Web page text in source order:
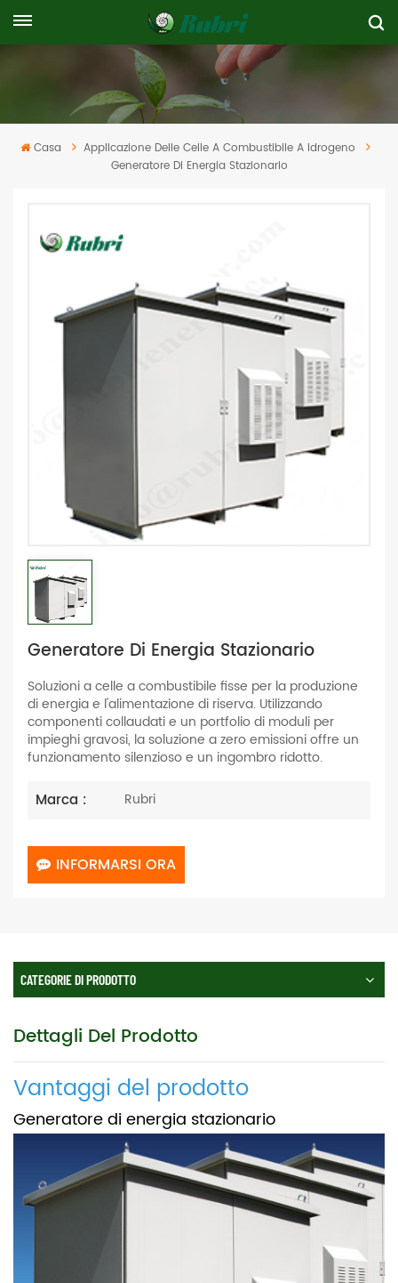
Casa
Applicazione Delle Celle A Combustibile A Idrogeno
Generatore Di Energia Stazionario
Generatore Di Energia Stazionario
Soluzioni a celle a combustibile fisse per la produzione
di energia e l'alimentazione di riserva. Utilizzando
componenti collaudati e un portfolio di moduli per
impieghi gravosi, la soluzione a zero emissioni offre un
funzionamento silenzioso e un ingombro ridotto.
Marca : Rubri
INFORMARSI ORA
CATEGORIE DI PRODOTTO
Dettagli Del Prodotto
Vantaggi del prodotto
Generatore di energia stazionario